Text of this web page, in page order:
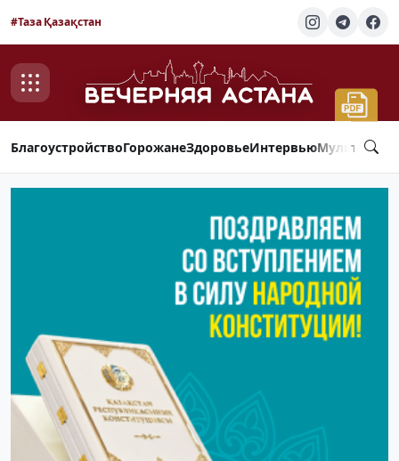
#Таза Қазақстан
БлагоустройствоГорожанеЗдоровьеИнтервью